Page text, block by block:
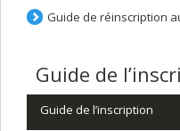
Guide de réinscription
Guide de
Guide de l’inscription